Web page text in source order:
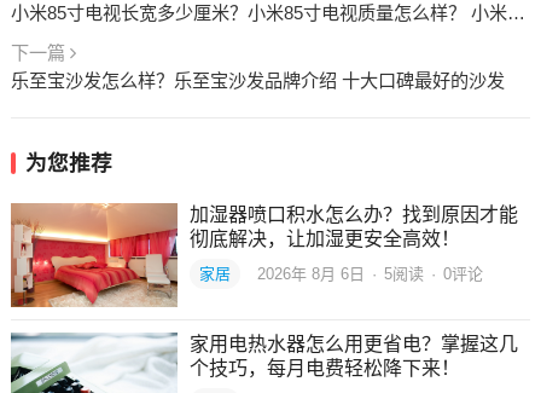
小米85寸电视长宽多少厘米？小米85寸电视质量怎么样？ 小米85寸电视长宽多少cm
下一篇
乐至宝沙发怎么样？乐至宝沙发品牌介绍 十大口碑最好的沙发
为您推荐
加湿器喷口积水怎么办？找到原因才能
彻底解决，让加湿更安全高效！
家居 2026年 8月 6日 · 5阅读 · 0评论
家用电热水器怎么用更省电？掌握这几
个技巧，每月电费轻松降下来！